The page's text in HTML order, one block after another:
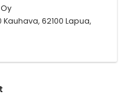
62100 Lapua,